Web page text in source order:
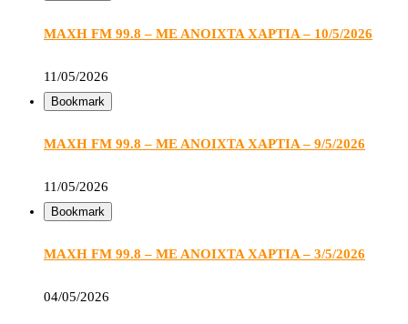
ΜΑΧΗ FM 99.8 – ΜΕ ΑΝΟΙΧΤΑ ΧΑΡΤΙΑ – 10/5/2026
11/05/2026
Bookmark
ΜΑΧΗ FM 99.8 – ΜΕ ΑΝΟΙΧΤΑ ΧΑΡΤΙΑ – 9/5/2026
11/05/2026
Bookmark
ΜΑΧΗ FM 99.8 – ΜΕ ΑΝΟΙΧΤΑ ΧΑΡΤΙΑ – 3/5/2026
04/05/2026